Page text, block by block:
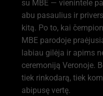
su MBE — vienintele
abu pasaulius ir
kitą. Po to, kai
MBE parodoje
labiau gilėja ir apims
ceremoniją Veronoje.
tiek rinkodarą, tiek
abipusę vertę.